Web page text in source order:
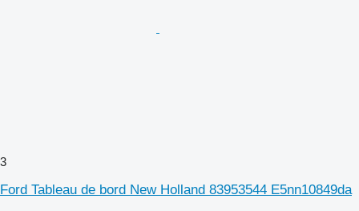
3
Ford Tableau de bord New Holland 83953544 E5nn10849da